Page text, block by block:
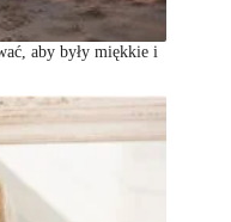
aby były miękkie i